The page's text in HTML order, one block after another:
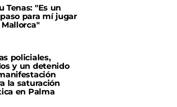
Tenas: "Es un
para mí jugar
policiales,
y un detenido
la saturación
en Palma